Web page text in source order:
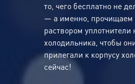
то, чего бесплатно не
— а именно, прочищаем
раствором уплотнители
холодильника, чтобы
прилегали к корпусу
сейчас!